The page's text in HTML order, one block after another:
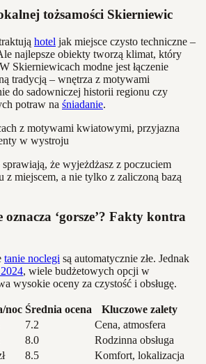
tożsamości Skierniewic
hotel jak miejsce czysto techniczne –
najlepsze obiekty tworzą klimat, który
Skierniewicach modne jest łączenie
tradycją – wnętrza z motywami
do sadowniczej historii regionu czy
potraw na śniadanie.
sprawiają, że wyjeżdżasz z poczuciem
z miejscem, a nie tylko z zaliczoną bazą
oznacza ‘gorsze’? Fakty kontra
tanie noclegi są automatycznie złe. Jednak
, wiele budżetowych opcji w
wysokie oceny za czystość i obsługę.
noc Średnia ocena
Kluczowe zalety
7.2
Cena, atmosfera
8.0
Rodzinna obsługa
8.5
Komfort, lokalizacja